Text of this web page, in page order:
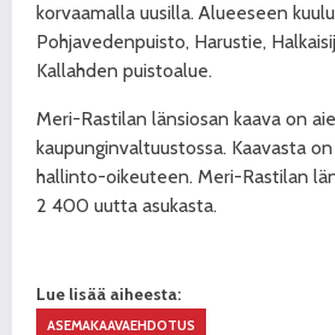
korvaamalla uusilla. Alueeseen
Pohjavedenpuisto, Harustie,
Kallahden puistoalue.
Meri-Rastilan länsiosan kaava on
kaupunginvaltuustossa. Kaavasta
hallinto-oikeuteen. Meri-Rastilan
2 400 uutta asukasta.
Lue lisää aiheesta:
ASEMAKAAVAEHDOTUS